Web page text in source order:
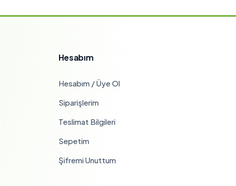
Hesabım
Hesabım / Üye Ol
Siparişlerim
Teslimat Bilgileri
Sepetim
Şifremi Unuttum